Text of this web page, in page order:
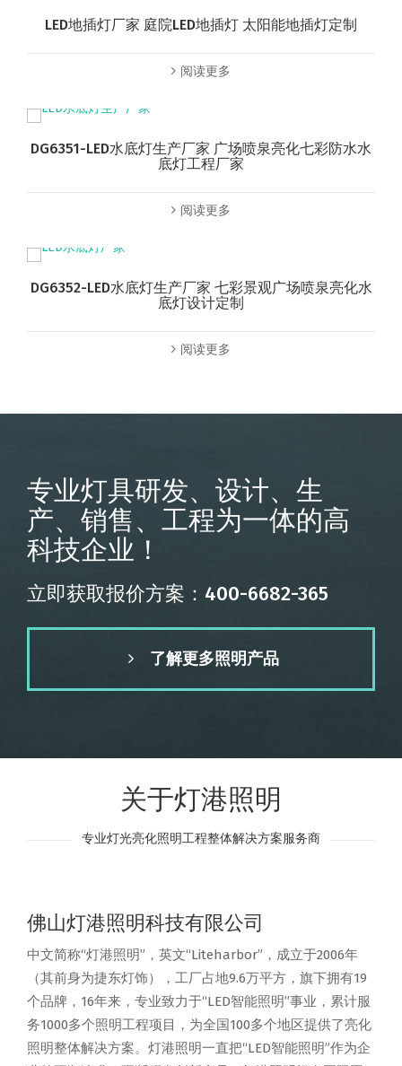
LED地插灯厂家 庭院LED地插灯 太阳能地插灯定制
阅读更多
DG6351-LED水底灯生产厂家 广场喷泉亮化七彩防水水
底灯工程厂家
阅读更多
DG6352-LED水底灯生产厂家 七彩景观广场喷泉亮化水
底灯设计定制
阅读更多
专业灯具研发、设计、生
产、销售、工程为一体的高
科技企业！
立即获取报价方案：400-6682-365
了解更多照明产品
关于灯港照明
专业灯光亮化照明工程整体解决方案服务商
佛山灯港照明科技有限公司
中文简称“灯港照明”，英文“Liteharbor”，成立于2006年
（其前身为捷东灯饰），工厂占地9.6万平方，旗下拥有19
个品牌，16年来，专业致力于“LED智能照明”事业，累计服
务1000多个照明工程项目，为全国100多个地区提供了亮化
照明整体解决方案。灯港照明一直把“LED智能照明”作为企